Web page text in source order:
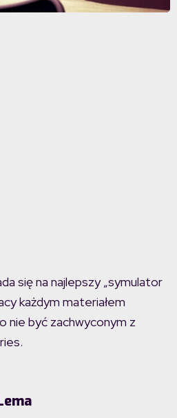
się na najlepszy „symulator
każdym materiałem
nie być zachwyconym z